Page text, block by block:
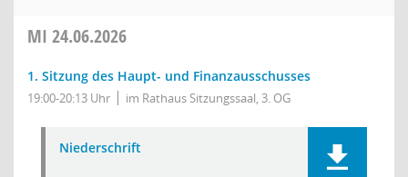
MI 24.06.2026
1. Sitzung des Haupt- und Finanzausschusses
19:00-20:13 Uhr im Rathaus Sitzungssaal, 3. OG
Niederschrift